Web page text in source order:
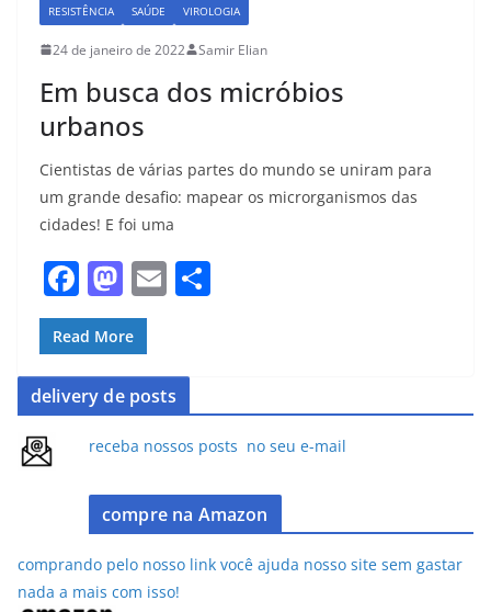
RESISTÊNCIA
SAÚDE VIROLOGIA
24 de janeiro de 2022 Samir Elian
Em busca dos micróbios
urbanos
Cientistas de várias partes do mundo se uniram para
um grande desafio: mapear os microrganismos das
cidades! E foi uma
F
a
c
e
b
o
o
k
M
a
st
o
d
o
n
E
l
Read More
delivery de posts
receba nossos posts no seu e-mail
compre na Amazon
comprando pelo nosso link você ajuda nosso site sem gastar
nada a mais com isso!